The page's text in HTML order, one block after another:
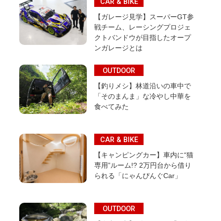
【ガレージ見学】スーパーGT参
戦チーム、レーシングプロジェ
クトバンドウが目指したオープ
ンガレージとは
OUTDOOR
【釣りメシ】林道沿いの車中で
「そのまんま」な冷やし中華を
食べてみた
CAR & BIKE
【キャンピングカー】車内に“猫
専用”ルーム!? 2万円台から借り
られる「にゃんぴんぐCar」
OUTDOOR